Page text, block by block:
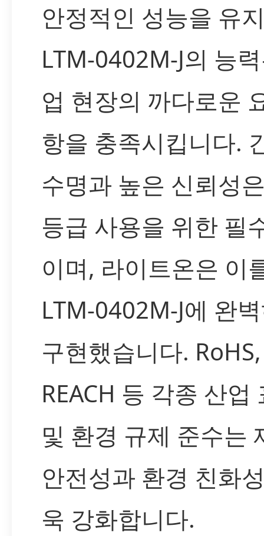
안정적인 성능을 유
LTM-0402M-J의 능
업 현장의 까다로운
항을 충족시킵니다.
수명과 높은 신뢰성
등급 사용을 위한 필
이며, 라이트온은 이
LTM-0402M-J에 완
구현했습니다. RoHS,
REACH 등 각종 산업
및 환경 규제 준수는
안전성과 환경 친화
욱 강화합니다.